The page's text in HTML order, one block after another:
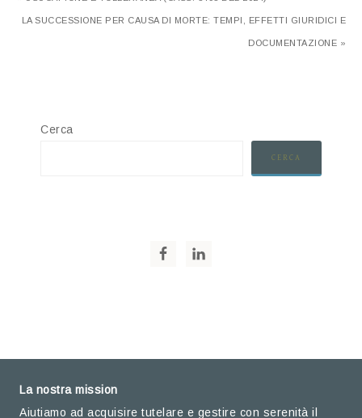
LA SUCCESSIONE PER CAUSA DI MORTE: TEMPI, EFFETTI GIURIDICI E
DOCUMENTAZIONE »
Cerca
CERCA
La nostra mission
Aiutiamo ad acquisire tutelare e gestire con serenità il